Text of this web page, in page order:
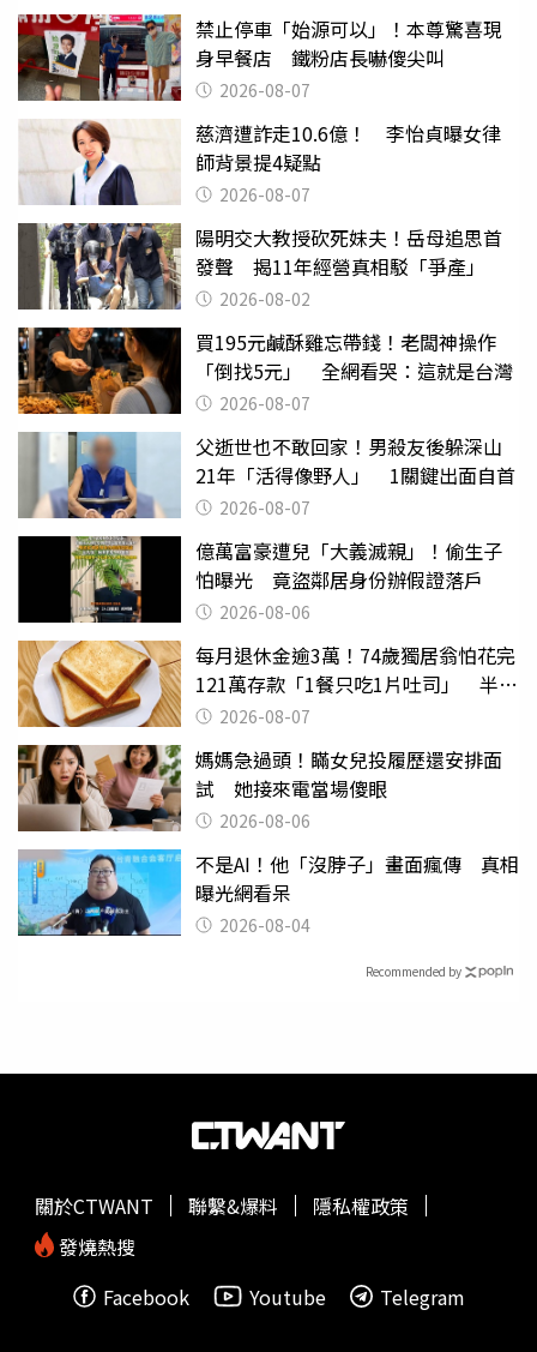
禁止停車「始源可以」！本尊驚喜現
身早餐店 鐵粉店長嚇傻尖叫
2026-08-07
慈濟遭詐走10.6億！ 李怡貞曝女律
師背景提4疑點
2026-08-07
陽明交大教授砍死妹夫！岳母追思首
發聲 揭11年經營真相駁「爭產」
2026-08-02
買195元鹹酥雞忘帶錢！老闆神操作
「倒找5元」 全網看哭：這就是台灣
2026-08-07
父逝世也不敢回家！男殺友後躲深山
21年「活得像野人」 1關鍵出面自首
2026-08-07
億萬富豪遭兒「大義滅親」！偷生子
怕曝光 竟盜鄰居身份辦假證落戶
2026-08-06
每月退休金逾3萬！74歲獨居翁怕花完
121萬存款「1餐只吃1片吐司」 半年
後暴瘦嚇壞女兒
2026-08-07
媽媽急過頭！瞞女兒投履歷還安排面
試 她接來電當場傻眼
2026-08-06
不是AI！他「沒脖子」畫面瘋傳 真相
曝光網看呆
2026-08-04
Recommended by
關於CTWANT 聯繫&爆料
隱私權政策
發燒熱搜
Facebook
Youtube Telegram